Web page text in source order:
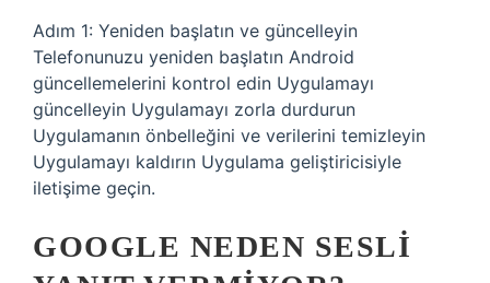
Adım 1: Yeniden başlatın ve güncelleyin
Telefonunuzu yeniden başlatın Android
güncellemelerini kontrol edin Uygulamayı
güncelleyin Uygulamayı zorla durdurun
Uygulamanın önbelleğini ve verilerini temizleyin
Uygulamayı kaldırın Uygulama geliştiricisiyle
iletişime geçin.
GOOGLE NEDEN SESLI